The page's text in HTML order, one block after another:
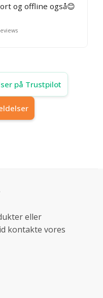
og offline også😊
på Trustpilot
eller
kontakte vores